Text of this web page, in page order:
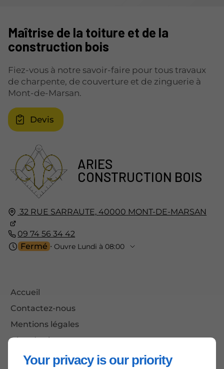
Your privacy is our priority
ARIES
CONSTRUCTION BOIS
32 RUE SARRAUTE, 40000 MONT-DE-MARSAN
09 74 56 34 42
Fermé ⋅ Ouvre Lundi à 08:00
Accueil
Contactez-nous
Mentions légales
Plan du site
Maîtrise de la toiture et de la
construction bois
Fiez-vous à notre savoir-faire pour tous travaux
de charpente, de couverture et de zinguerie à
Mont-de-Marsan.
Devis